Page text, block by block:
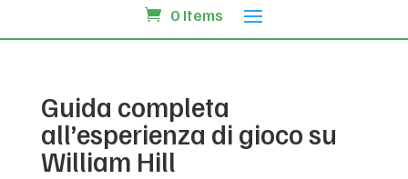
0 Items
Guida completa
all’esperienza di gioco su
William Hill